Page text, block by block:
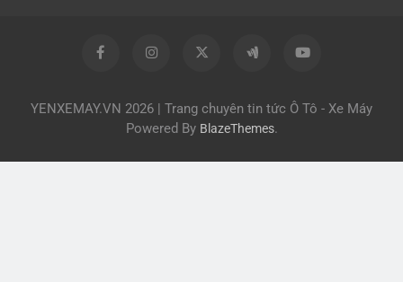
YENXEMAY.VN 2026 | Trang chuyên tin tức Ô Tô - Xe Máy
Powered By BlazeThemes.